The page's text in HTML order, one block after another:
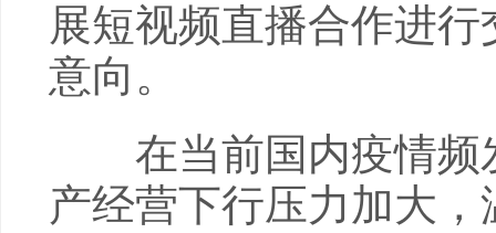
展短视频直播合作进
意向。
在当前国内疫情频
产经营下行压力加大，